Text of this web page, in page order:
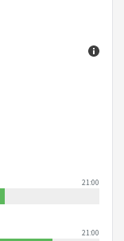
21:00
21:00